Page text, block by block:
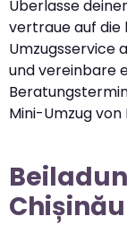
Überlasse
vertraue auf die
Umzugsservice
und vereinbare
Mini-Umzug von
Chișinău